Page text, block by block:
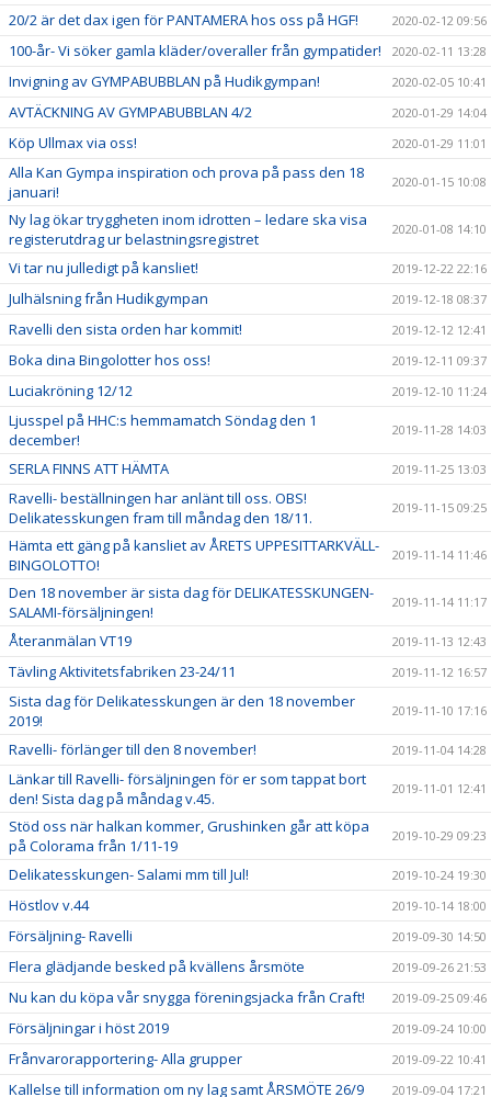
20/2 är det dax igen för PANTAMERA hos oss på HGF! 2020-02-12 09:56
100-år- Vi söker gamla kläder/overaller från gympatider! 2020-02-11 13:28
Invigning av GYMPABUBBLAN på Hudikgympan! 2020-02-05 10:41
AVTÄCKNING AV GYMPABUBBLAN 4/2 2020-01-29 14:04
Köp Ullmax via oss! 2020-01-29 11:01
Alla Kan Gympa inspiration och prova på pass den 18
januari!
2020-01-15 10:08
Ny lag ökar tryggheten inom idrotten – ledare ska visa
registerutdrag ur belastningsregistret
2020-01-08 14:10
Vi tar nu julledigt på kansliet! 2019-12-22 22:16
Julhälsning från Hudikgympan 2019-12-18 08:37
Ravelli den sista orden har kommit! 2019-12-12 12:41
Boka dina Bingolotter hos oss! 2019-12-11 09:37
Luciakröning 12/12 2019-12-10 11:24
Ljusspel på HHC:s hemmamatch Söndag den 1
december!
2019-11-28 14:03
SERLA FINNS ATT HÄMTA 2019-11-25 13:03
Ravelli- beställningen har anlänt till oss. OBS!
Delikatesskungen fram till måndag den 18/11.
2019-11-15 09:25
Hämta ett gäng på kansliet av ÅRETS UPPESITTARKVÄLL-
BINGOLOTTO!
2019-11-14 11:46
Den 18 november är sista dag för DELIKATESSKUNGEN-
SALAMI-försäljningen!
2019-11-14 11:17
Återanmälan VT19 2019-11-13 12:43
Tävling Aktivitetsfabriken 23-24/11 2019-11-12 16:57
Sista dag för Delikatesskungen är den 18 november
2019!
2019-11-10 17:16
Ravelli- förlänger till den 8 november! 2019-11-04 14:28
Länkar till Ravelli- försäljningen för er som tappat bort
den! Sista dag på måndag v.45.
2019-11-01 12:41
Stöd oss när halkan kommer, Grushinken går att köpa
på Colorama från 1/11-19
2019-10-29 09:23
Delikatesskungen- Salami mm till Jul! 2019-10-24 19:30
Höstlov v.44 2019-10-14 18:00
Försäljning- Ravelli 2019-09-30 14:50
Flera glädjande besked på kvällens årsmöte 2019-09-26 21:53
Nu kan du köpa vår snygga föreningsjacka från Craft! 2019-09-25 09:46
Försäljningar i höst 2019 2019-09-24 10:00
Frånvarorapportering- Alla grupper 2019-09-22 10:41
Kallelse till information om ny lag samt ÅRSMÖTE 26/9 2019-09-04 17:21